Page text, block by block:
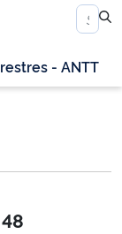
- ANTT